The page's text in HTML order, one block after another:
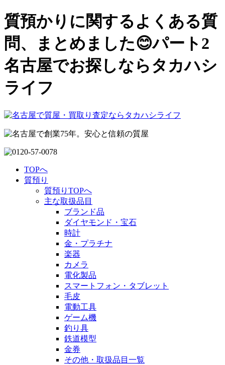
質預かりに関するよくある質
問、まとめました😊パート2
名古屋でお探しならタカハシ
ライフ
TOPへ
質預り
質預りTOPへ
主な取扱品目
ブランド品
ダイヤモンド・宝石
時計
金・プラチナ
楽器
カメラ
電化製品
スマートフォン・タブレット
毛皮
電動工具
ゲーム機
釣り具
鉄道模型
金券
その他・取扱品目一覧